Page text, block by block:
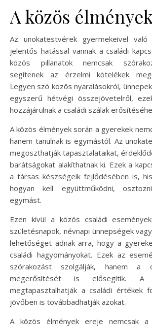
A közös
Az unokatestvérek gyermekeivel való
jelentős hatással vannak a családi
közös pillanatok nemcsak
segítenek az érzelmi kötelékek
Legyen szó közös nyaralásokról,
egyszerű hétvégi összejövetelről,
hozzájárulnak a családi szálak
A közös élmények során a gyerekek
hanem tanulnak is egymástól. Az
megoszthatják tapasztalataikat,
barátságokat alakíthatnak ki. Ezek a
a társas készségeik fejlődésében is,
hogyan kell együttműködni,
egymást.
Ezen kívül a közös családi
születésnapok, névnapi ünnepségek
lehetőséget adnak arra, hogy a
családi hagyományokat. Ezek az
szórakozást szolgálják, hanem a
megerősítését is elősegítik. A
megtapasztalhatják a családi értékek
jövőben is továbbadhatják azokat.
A közös élmények ereje nemcsak a